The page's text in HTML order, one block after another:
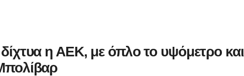
δίχτυα η ΑΕΚ, με όπλο το υψόμετρο και